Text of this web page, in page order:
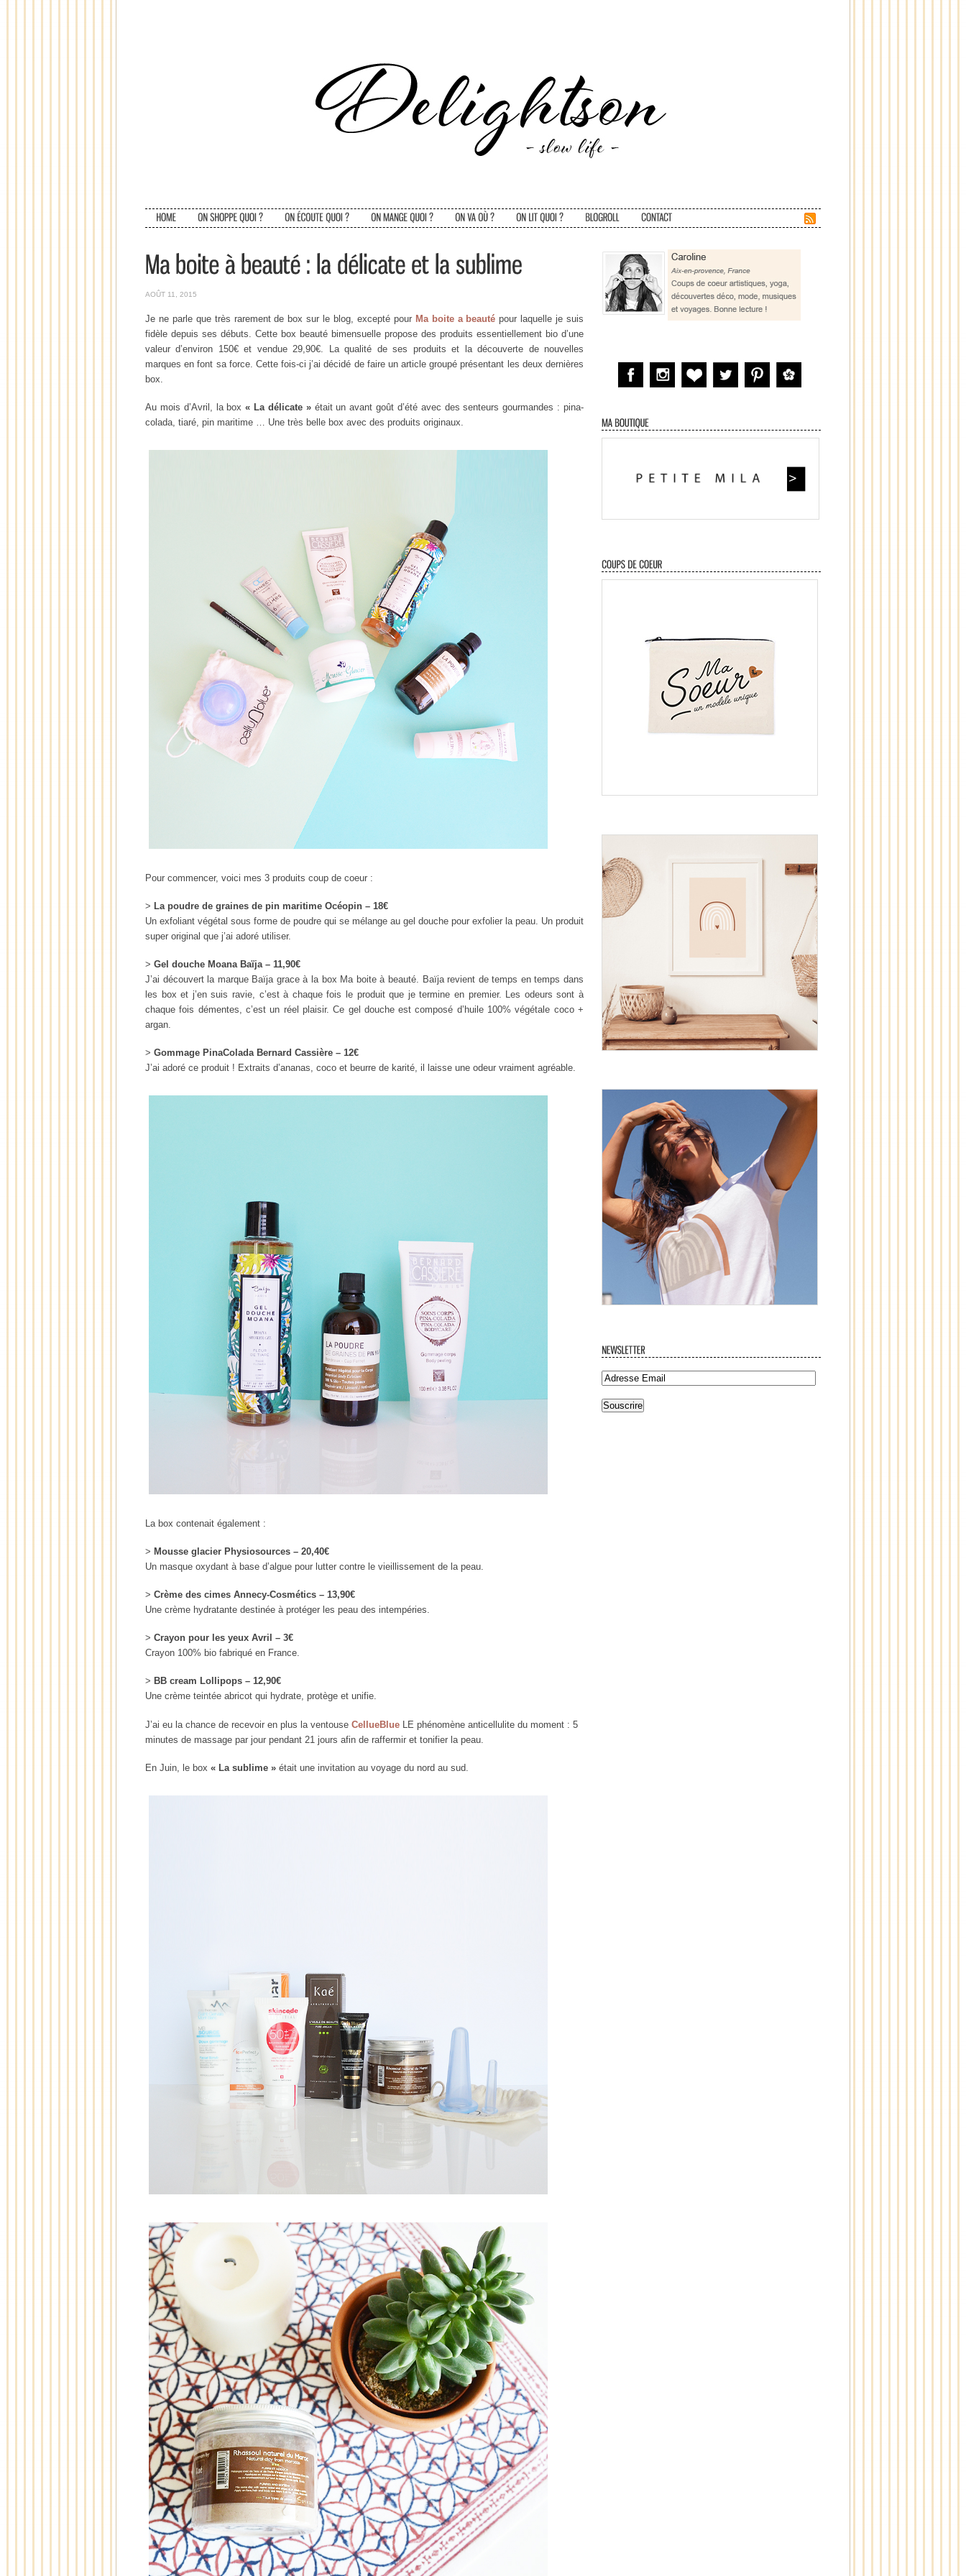
AOÛT 11, 2015
Je ne parle que très rarement de box sur le blog, excepté pourMa boite a beauté pour laquelle je suis
fidèle depuis ses débuts. Cette box beauté bimensuelle propose des produits essentiellement bio d’une
valeur d’environ 150€ et vendue 29,90€. La qualité de ses produits et la découverte de nouvelles
marques en font sa force. Cette fois-ci j’ai décidé de faire un article groupé présentant les deux dernières
box.
Au mois d’Avril, la box« La délicate »était un avant goût d’été avec des senteurs gourmandes : pina-
colada, tiaré, pin maritime … Une très belle box avec des produits originaux.
Pour commencer, voici mes 3 produits coup de coeur :
> La poudre de graines de pin maritime Océopin – 18€
Un exfoliant végétal sous forme de poudre qui se mélange au gel douche pour exfolier la peau. Un produit
super original que j’ai adoré utiliser.
> Gel douche Moana Baïja – 11,90€
J’ai découvert la marque Baïja grace à la box Ma boite à beauté. Baïja revient de temps en temps dans
les box et j’en suis ravie, c’est à chaque fois le produit que je termine en premier. Les odeurs sont à
chaque fois démentes, c’est un réel plaisir. Ce gel douche est composé d’huile 100% végétale coco +
argan.
> Gommage PinaColada Bernard Cassière – 12€
J’ai adoré ce produit ! Extraits d’ananas, coco et beurre de karité, il laisse une odeur vraiment agréable.
La box contenait également :
> Mousse glacier Physiosources – 20,40€
Un masque oxydant à base d’algue pour lutter contre le vieillissement de la peau.
> Crème des cimes Annecy-Cosmétics – 13,90€
Une crème hydratante destinée à protéger les peau des intempéries.
> Crayon pour les yeux Avril – 3€
Crayon 100% bio fabriqué en France.
> BB cream Lollipops – 12,90€
Une crème teintée abricot qui hydrate, protège et unifie.
J’ai eu la chance de recevoir en plus la ventouse CellueBlue LE phénomène anticellulite du moment : 5
minutes de massage par jour pendant 21 jours afin de raffermir et tonifier la peau.
En Juin, le box « La sublime » était une invitation au voyage du nord au sud.